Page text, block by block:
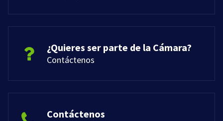
¿Quieres ser parte de la Cámara?
Contáctenos
Contáctenos